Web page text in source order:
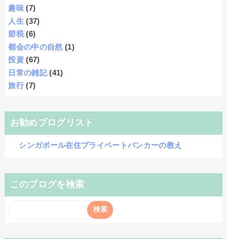
趣味 (7)
人生 (37)
節税 (6)
都会の中の自然 (1)
投資 (67)
日常の雑記 (41)
旅行 (7)
お勧めブログリスト
シンガポール在住プライベートバンカーの教え
このブログを検索